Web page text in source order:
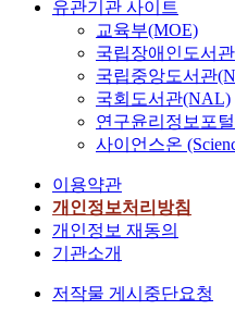
유관기관 사이트
교육부(MOE)
국립장애인도서
국립중앙도서관
국회도서관(NAL)
연구윤리정보포
사이언스온
이용약관
개인정보처리방침
개인정보 재동의
기관소개
저작물 게시중단요청